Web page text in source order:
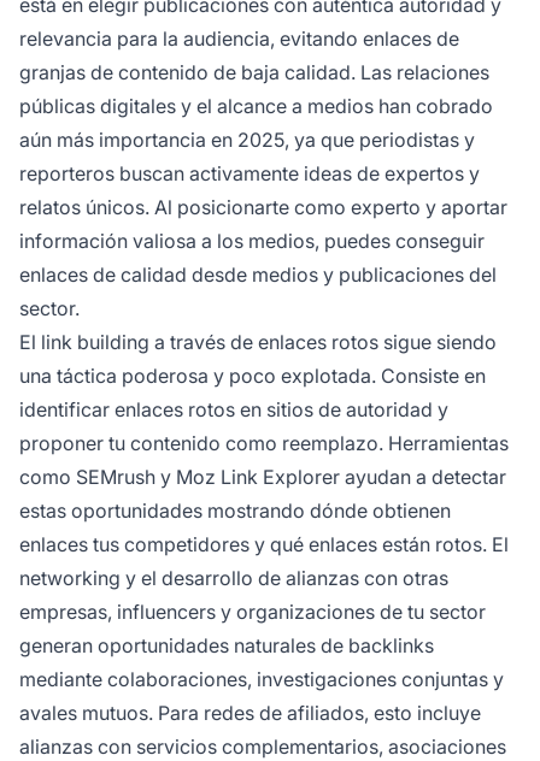
está en elegir publicaciones con auténtica autoridad y
relevancia para la audiencia, evitando enlaces de
granjas de contenido de baja calidad. Las relaciones
públicas digitales y el alcance a medios han cobrado
aún más importancia en 2025, ya que periodistas y
reporteros buscan activamente ideas de expertos y
relatos únicos. Al posicionarte como experto y aportar
información valiosa a los medios, puedes conseguir
enlaces de calidad desde medios y publicaciones del
sector.
El link building a través de enlaces rotos sigue siendo
una táctica poderosa y poco explotada. Consiste en
identificar enlaces rotos en sitios de autoridad y
proponer tu contenido como reemplazo. Herramientas
como SEMrush y Moz Link Explorer ayudan a detectar
estas oportunidades mostrando dónde obtienen
enlaces tus competidores y qué enlaces están rotos. El
networking y el desarrollo de alianzas con otras
empresas, influencers y organizaciones de tu sector
generan oportunidades naturales de backlinks
mediante colaboraciones, investigaciones conjuntas y
avales mutuos. Para redes de afiliados, esto incluye
alianzas con servicios complementarios, asociaciones